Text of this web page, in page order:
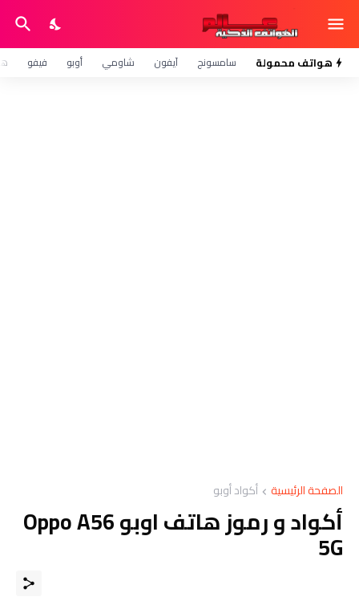
هواتف محمولة سامسونج آيفون شاومي أوبو فيفو
الصفحة الرئيسية أكواد أوبو
أكواد و رموز هاتف اوبو Oppo A56
5G